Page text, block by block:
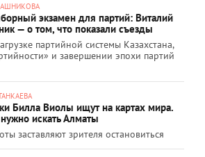
экзамен для партий: Виталий
— о том, что показали съезды
партийной системы Казахстана,
и завершении эпохи партий
Билла Виолы ищут на картах мира.
искать Алматы
заставляют зрителя остановиться